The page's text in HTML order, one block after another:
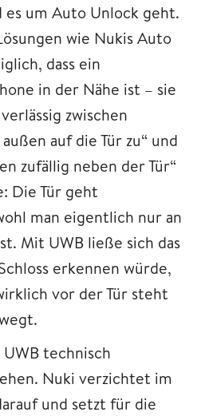
es um Auto Unlock geht.
wie Nukis Auto
dass ein
in der Nähe ist – sie
zwischen
auf die Tür zu“ und
zufällig neben der Tür“
Die Tür geht
man eigentlich nur an
Mit UWB ließe sich das
erkennen würde,
vor der Tür steht
technisch
Nuki verzichtet im
und setzt für die